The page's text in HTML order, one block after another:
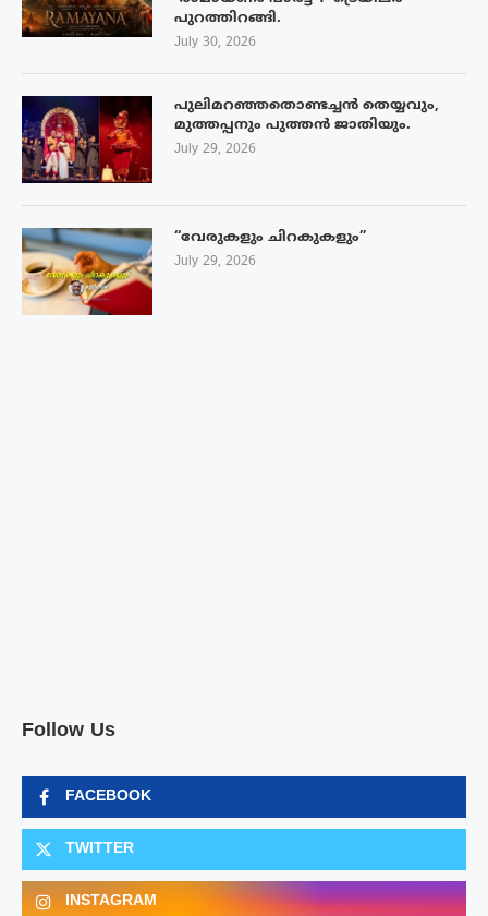
പുറത്തിറങ്ങി.
July 30, 2026
പുലിമറഞ്ഞതൊണ്ടച്ചൻ തെയ്യവും,
മുത്തപ്പനും പുത്തൻ ജാതിയും.
July 29, 2026
“വേരുകളും ചിറകുകളും”
July 29, 2026
Follow Us
FACEBOOK
TWITTER
INSTAGRAM